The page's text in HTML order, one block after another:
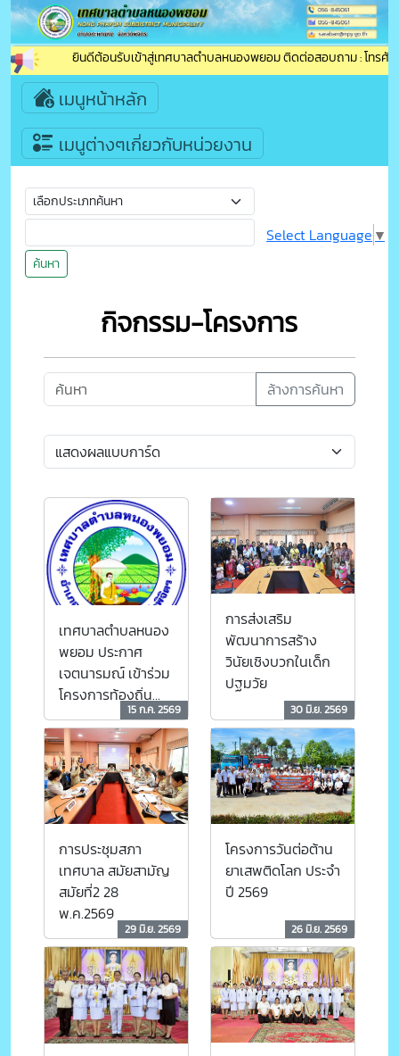
ยินดีต้อนรับเข้าสู่เทศบาลตำบลหนองพยอม ติดต่อสอบถาม : โทรศัพท์
เมนูหน้าหลัก
เมนูต่างๆเกี่ยวกับหน่วยงาน
ค้นหา
Select Language ▼
กิจกรรม-โครงการ
ล้างการค้นหา
เทศบาลตำบลหนอง
พยอม ประกาศ
เจตนารมณ์ เข้าร่วม
โครงการท้องถิ่น
โปร่งใส ไร้ยาเสพติด
15 ก.ค. 2569
การส่งเสริม
พัฒนาการสร้าง
วินัยเชิงบวกในเด็ก
ปฐมวัย
30 มิ.ย. 2569
การประชุมสภา
เทศบาล สมัยสามัญ
สมัยที่2 28
พ.ค.2569
29 มิ.ย. 2569
โครงการวันต่อต้าน
ยาเสพติดโลก ประจำ
ปี 2569
26 มิ.ย. 2569